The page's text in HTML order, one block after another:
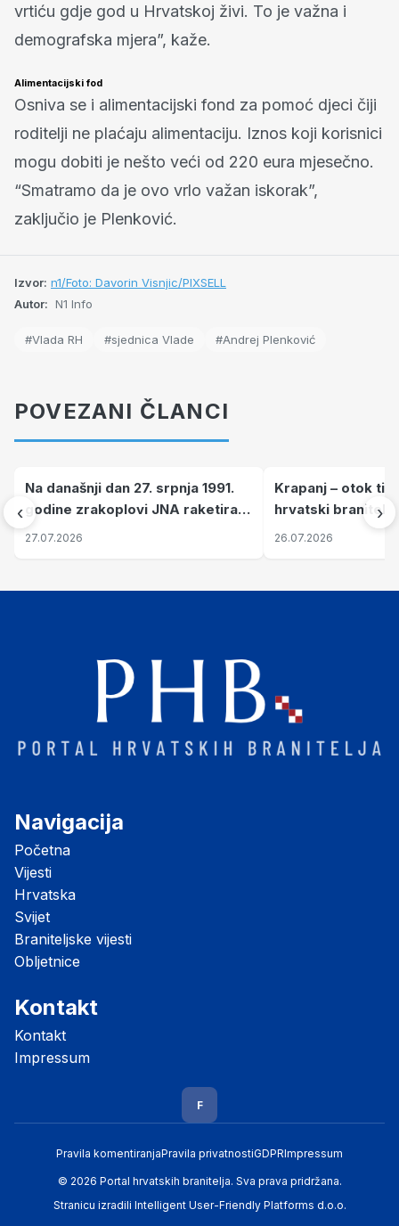
vrtiću gdje god u Hrvatskoj živi. To je važna i
demografska mjera”, kaže.
Alimentacijski fod
Osniva se i alimentacijski fond za pomoć djeci čiji
roditelji ne plaćaju alimentaciju. Iznos koji korisnici
mogu dobiti je nešto veći od 220 eura mjesečno.
“Smatramo da je ovo vrlo važan iskorak”,
zaključio je Plenković.
Izvor: n1/Foto: Davorin Visnjic/PIXSELL
Autor: N1 Info
#Vlada RH #sjednica Vlade #Andrej Plenković
POVEZANI ČLANCI
‹
Na današnji dan 27. srpnja 1991.
godine zrakoplovi JNA raketirali
su vojarnu i obučni centar "Nikola
27.07.2026
Krapanj – otok
hrvatski branitelji
pronalaze mir
26.07.2026
›
Navigacija
Početna
Vijesti
Hrvatska
Svijet
Braniteljske vijesti
Obljetnice
Kontakt
Kontakt
Impressum
F
Pravila komentiranjaPravila privatnostiGDPRImpressum
© 2026 Portal hrvatskih branitelja. Sva prava pridržana.
Stranicu izradili Intelligent User-Friendly Platforms d.o.o.